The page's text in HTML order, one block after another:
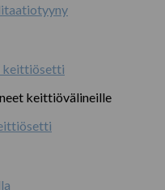
keittiövälineille